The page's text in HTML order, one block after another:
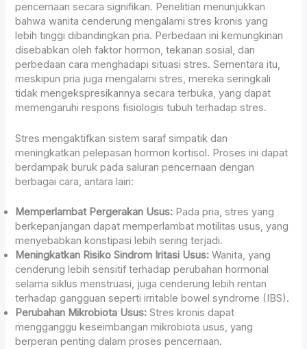
pencernaan secara signifikan. Penelitian menunjukkan
bahwa wanita cenderung mengalami stres kronis yang
lebih tinggi dibandingkan pria. Perbedaan ini kemungkinan
disebabkan oleh faktor hormon, tekanan sosial, dan
perbedaan cara menghadapi situasi stres. Sementara itu,
meskipun pria juga mengalami stres, mereka seringkali
tidak mengekspresikannya secara terbuka, yang dapat
memengaruhi respons fisiologis tubuh terhadap stres.
Stres mengaktifkan sistem saraf simpatik dan
meningkatkan pelepasan hormon kortisol. Proses ini dapat
berdampak buruk pada saluran pencernaan dengan
berbagai cara, antara lain:
Memperlambat Pergerakan Usus: Pada pria, stres yang
berkepanjangan dapat memperlambat motilitas usus, yang
menyebabkan konstipasi lebih sering terjadi.
Meningkatkan Risiko Sindrom Iritasi Usus: Wanita, yang
cenderung lebih sensitif terhadap perubahan hormonal
selama siklus menstruasi, juga cenderung lebih rentan
terhadap gangguan seperti irritable bowel syndrome (IBS).
Perubahan Mikrobiota Usus: Stres kronis dapat
mengganggu keseimbangan mikrobiota usus, yang
berperan penting dalam proses pencernaan.